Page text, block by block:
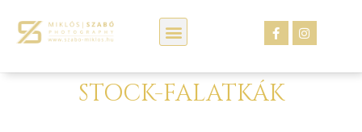
STOCK-FALATKÁK